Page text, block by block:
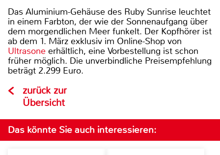
Das Aluminium-Gehäuse des Ruby Sunrise leuchtet
in einem Farbton, der wie der Sonnenaufgang über
dem morgendlichen Meer funkelt. Der Kopfhörer ist
ab dem 1. März exklusiv im Online-Shop von
Ultrasone erhältlich, eine Vorbestellung ist schon
früher möglich. Die unverbindliche Preisempfehlung
beträgt 2.299 Euro.
zurück zur
Übersicht
Das könnte Sie auch interessieren: